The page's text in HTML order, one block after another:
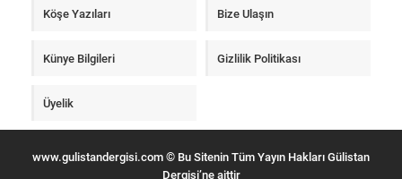
Köşe Yazıları Bize Ulaşın
Künye Bilgileri Gizlilik Politikası
Üyelik
www.gulistandergisi.com © Bu Sitenin Tüm Yayın Hakları Gülistan
Dergisi’ne aittir